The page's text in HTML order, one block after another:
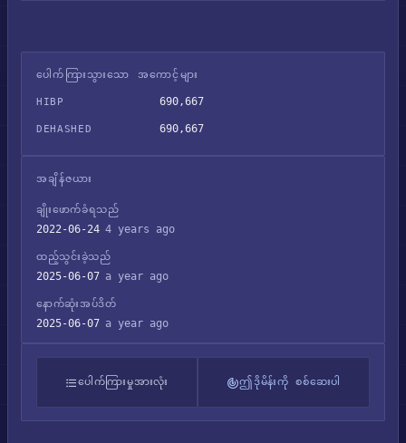
ပေါက်ကြားသွားသော အကောင့်များ
HIBP 690,667
DEHASHED 690,667
အချိန်ဇယား
ချိုးဖောက်ခံရသည်
2022-06-24 4 years ago
ထည့်သွင်းခဲ့သည်
2025-06-07 a year ago
နောက်ဆုံးအပ်ဒိတ်
2025-06-07 a year ago
ပေါက်ကြားမှုအားလုံး ဤဒိုမိန်းကို စစ်ဆေးပါ